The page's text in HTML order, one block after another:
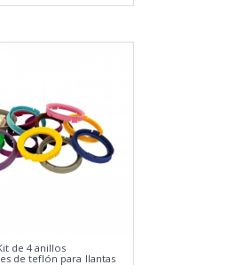
de 4 anillos
de teflón para llantas